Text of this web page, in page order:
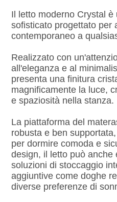
Il letto moderno Crystal
sofisticato progettato per
contemporaneo a
Realizzato con
all'eleganza e al
presenta una finitura
magnificamente la luce,
e spaziosità nella stanza.
La piattaforma del
robusta e ben
per dormire comoda e
design, il letto può anche
soluzioni di stoccaggio
aggiuntive come doghe
diverse preferenze di